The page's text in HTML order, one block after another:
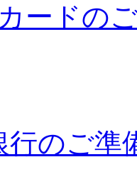
ードの
行のご準